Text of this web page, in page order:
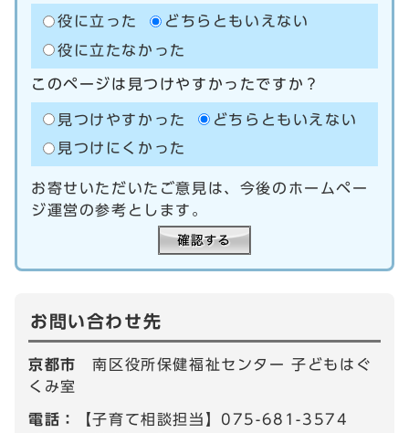
役に立った
どちらともいえない
役に立たなかった
このページは見つけやすかったですか？
見つけやすかった
どちらともいえない
見つけにくかった
お寄せいただいたご意見は、今後のホームペー
ジ運営の参考とします。
お問い合わせ先
京都市南区役所保健福祉センター 子どもはぐ
くみ室
電話：
【子育て相談担当】075-681-3574